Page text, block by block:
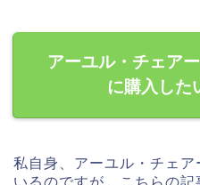
アーユル・チェア
に購入した
私自身、アーユル・チェ